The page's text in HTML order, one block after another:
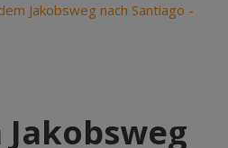
Jakobsweg nach Santiago -